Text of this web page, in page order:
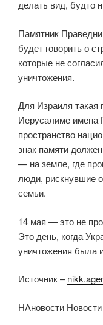
делать вид, будто
Памятник
будет говорить о
которые не
уничтожения.
Для Израиля такая
Иерусалиме имена
пространство
знак памяти
— на земле, где
люди, рискнувшие
семьи.
14 мая — это не
Это день, когда
уничтожения была
Источник –
НАновости